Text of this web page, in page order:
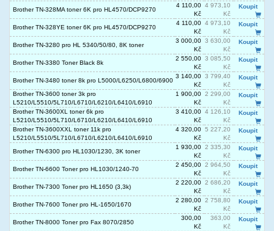
Brother TN-328MA toner 6K pro HL4570/DCP9270
4 110,00
Kč
4 973,10
Kč
Koupit
Brother TN-328YE toner 6K pro HL4570/DCP9270
4 110,00
Kč
4 973,10
Kč
Koupit
Brother TN-3280 pro HL 5340/50/80, 8K toner
3 000,00
Kč
3 630,00
Kč
Koupit
Brother TN-3380 Toner Black 8k
2 550,00
Kč
3 085,50
Kč
Koupit
Brother TN-3480 toner 8k pro L5000/L6250/L6800/6900
3 140,00
Kč
3 799,40
Kč
Koupit
Brother TN-3600 toner 3k pro
L5210/L5510/5L710/L6710/L6210/L6410/L6910
1 900,00
Kč
2 299,00
Kč
Koupit
Brother TN-3600XL toner 6k pro
L5210/L5510/5L710/L6710/L6210/L6410/L6910
3 410,00
Kč
4 126,10
Kč
Koupit
Brother TN-3600XXL toner 11k pro
L5210/L5510/5L710/L6710/L6210/L6410/L6910
4 320,00
Kč
5 227,20
Kč
Koupit
Brother TN-6300 pro HL1030/1230, 3K toner
1 930,00
Kč
2 335,30
Kč
Koupit
Brother TN-6600 Toner pro HL1030/1240-70
2 450,00
Kč
2 964,50
Kč
Koupit
Brother TN-7300 Toner pro HL1650 (3,3k)
2 220,00
Kč
2 686,20
Kč
Koupit
Brother TN-7600 Toner pro HL-1650/1670
2 280,00
Kč
2 758,80
Kč
Koupit
Brother TN-8000 Toner pro Fax 8070/2850
300,00
Kč
363,00
Kč
Koupit